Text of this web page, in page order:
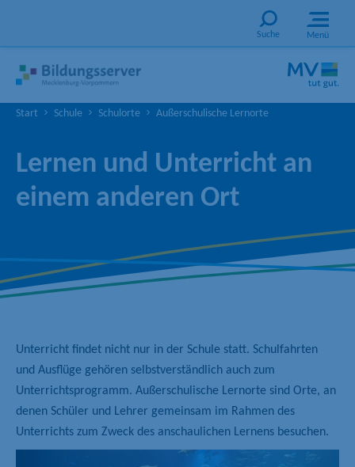
Suche Menü
Start Schule Schulorte Außerschulische Lernorte
Lernen und Unterricht an
einem anderen Ort
Unterricht findet nicht nur in der Schule statt. Schulfahrten
und Ausflüge gehören selbstverständlich auch zum
Unterrichtsprogramm. Außerschulische Lernorte sind Orte, an
denen Schüler und Lehrer gemeinsam im Rahmen des
Unterrichts zum Zweck des anschaulichen Lernens besuchen.